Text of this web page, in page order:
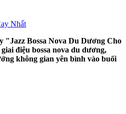
Nhất
"Jazz Bossa Nova Du Dương Cho
điệu bossa nova du dương,
không gian yên bình vào buổi